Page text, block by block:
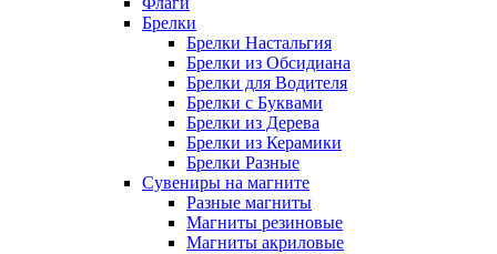
Брелки
Брелки Настальгия
Брелки из Обсидиана
Брелки для Водителя
Брелки с Буквами
Брелки из Дерева
Брелки из Керамики
Брелки Разные
Сувениры на магните
Разные магниты
Магниты резиновые
Магниты акриловые